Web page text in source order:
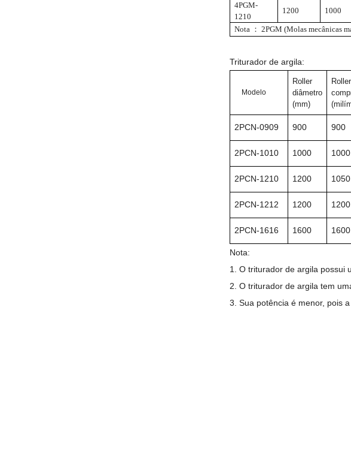
4PGM-
1210
1200 1000
Nota ： 2PGM (Molas mecânicas
Triturador de argila:
Modelo
Roller
diâmetro
(mm)
Roller
2PCN-0909 900 900
2PCN-1010 1000 1000
2PCN-1210 1200 1050
2PCN-1212 1200 1200
2PCN-1616 1600 1600
Nota:
1. O triturador de argila possui
2. O triturador de argila tem
3. Sua potência é menor, pois